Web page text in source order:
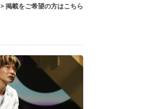
> 掲載をご希望の方はこちら